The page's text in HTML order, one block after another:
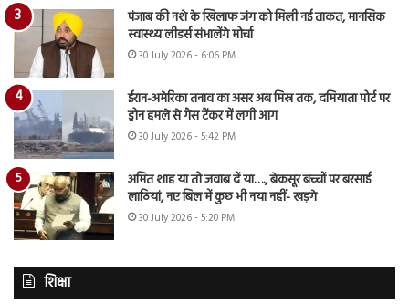
पंजाब की नशे के खिलाफ जंग को मिली नई ताकत, मानसिक
स्वास्थ्य लीडर्स संभालेंगे मोर्चा
30 July 2026 - 6:06 PM
ईरान-अमेरिका तनाव का असर अब मिस्र तक, दमियाता पोर्ट पर
ड्रोन हमले से गैस टैंकर में लगी आग
30 July 2026 - 5:42 PM
अमित शाह या तो जवाब दें या…., बेकसूर बच्चों पर बरसाई
लाठियां, नए बिल में कुछ भी नया नहीं- खड़गे
30 July 2026 - 5:20 PM
शिक्षा